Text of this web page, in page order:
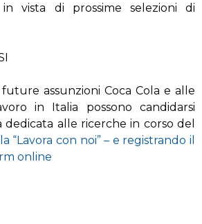
vista di prossime selezioni di
assunzioni Coca Cola e alle
in Italia possono candidarsi
dedicata alle ricerche in corso del
“Lavora con noi” – e registrando il
online